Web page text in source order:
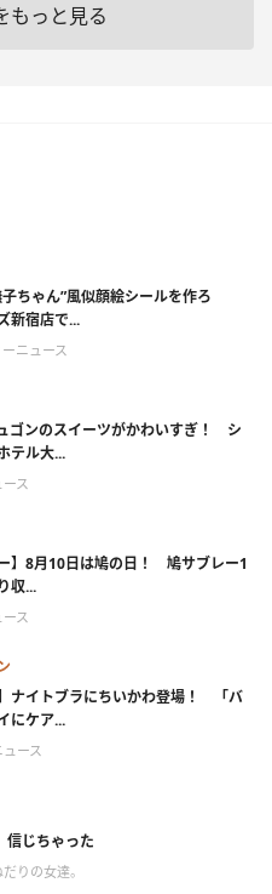
もっと見る
ちゃん”風似顔絵シールを作ろ
新宿店で...
ニュース
ゴンのスイーツがかわいすぎ！ シ
テル大...
ス
ー】8月10日は鳩の日！ 鳩サブレー1
収...
ス
】ナイトブラにちいかわ登場！ 「バ
にケア...
ース
信じちゃった
りの女達。